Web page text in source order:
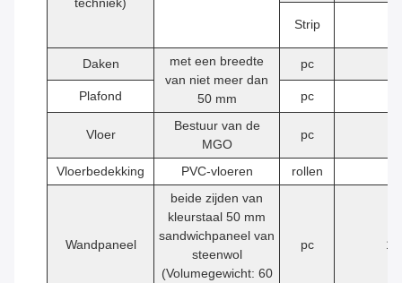
techniek)
Strip
Daken
met een breedte
van niet meer dan
50 mm
pc
Plafond pc
Vloer
Bestuur van de
MGO
pc
Vloerbedekking PVC-vloeren rollen
Wandpaneel
beide zijden van
kleurstaal 50 mm
sandwichpaneel van
steenwol
(Volumegewicht: 60
pc 16